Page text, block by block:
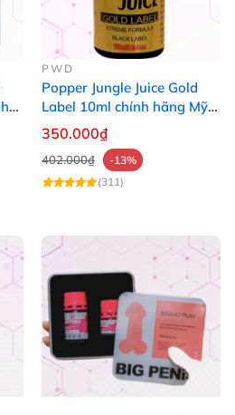
PWD
Popper Jungle Juice Gold
Label 10ml chính hãng Mỹ
USA PWD
350.000₫
402.000₫
-13%
(311)